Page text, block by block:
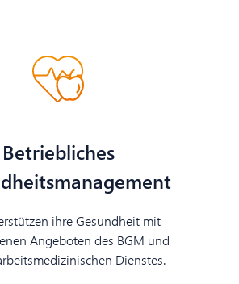
Betriebliches
ihre Gesundheit mit
Angeboten des BGM und
Dienstes.